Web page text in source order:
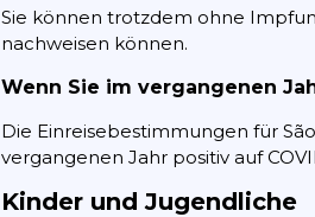
Sie können trotzdem ohne
nachweisen können.
Wenn Sie im vergangenen
Die Einreisebestimmungen für
vergangenen Jahr positiv auf
Kinder und Jugendliche